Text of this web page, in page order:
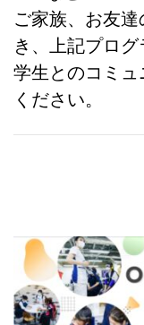
ご家族、お友
き、上記プログ
学生とのコミ
ください。